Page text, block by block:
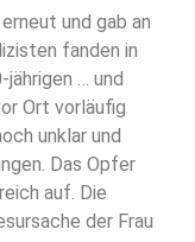
und gab an
fanden in
… und
Ort vorläufig
unklar und
Das Opfer
auf. Die
der Frau